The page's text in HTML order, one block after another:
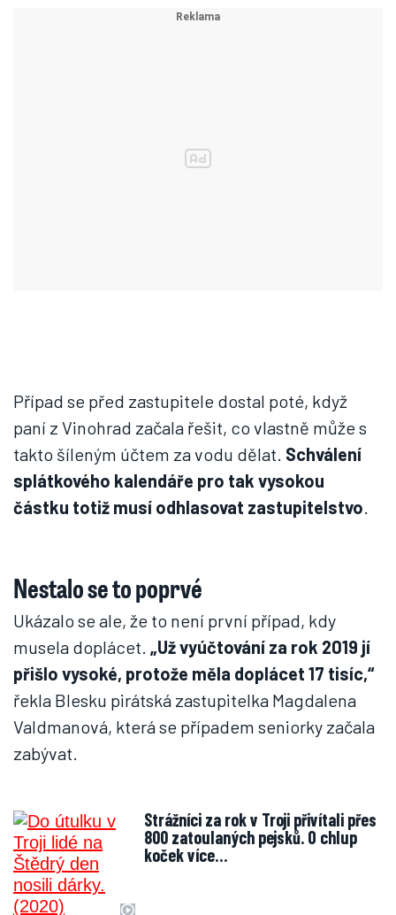
Případ se před zastupitele dostal poté, když
paní z Vinohrad začala řešit, co vlastně může s
takto šíleným účtem za vodu dělat. Schválení
splátkového kalendáře pro tak vysokou
částku totiž musí odhlasovat zastupitelstvo.
Nestalo se to poprvé
Ukázalo se ale, že to není první případ, kdy
musela doplácet. „Už vyúčtování za rok 2019 jí
přišlo vysoké, protože měla doplácet 17 tisíc,“
řekla Blesku pirátská zastupitelka Magdalena
Valdmanová, která se případem seniorky začala
zabývat.
Strážníci za rok v Troji přivítali přes
800 zatoulaných pejsků. O chlup
koček více…